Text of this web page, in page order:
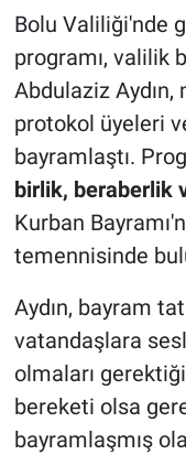
Bolu Valiliği'nde
programı, valilik
Abdulaziz
protokol üyeleri
bayramlaştı.
birlik, beraberlik
Kurban
temennisinde
Aydın, bayram
vatandaşlara
olmaları
bereketi olsa
bayramlaşmış